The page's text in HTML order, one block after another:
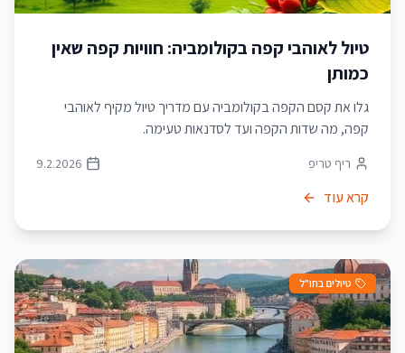
טיול לאוהבי קפה בקולומביה: חוויות קפה שאין
כמותן
גלו את קסם הקפה בקולומביה עם מדריך טיול מקיף לאוהבי
קפה, מה שדות הקפה ועד לסדנאות טעימה.
ריף טריפ 9.2.2026
קרא עוד
טיולים בחו"ל